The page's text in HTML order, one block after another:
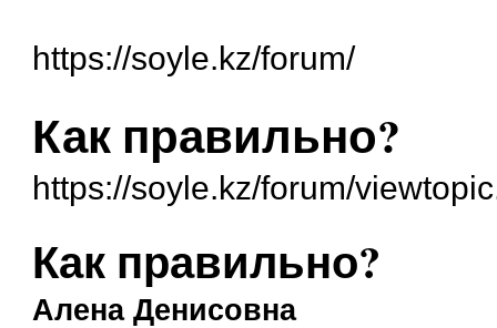
https://soyle.kz/forum/
Как правильно?
https://soyle.kz/forum/
Как правильно?
Алена Денисовна